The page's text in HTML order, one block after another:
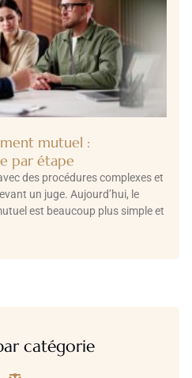
mutuel :
par étape
des procédures complexes et
un juge. Aujourd’hui, le
est beaucoup plus simple et
catégorie